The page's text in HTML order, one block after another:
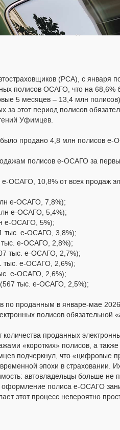
(РСА), с января
полисов ОСАГО, что на 68,6%
5 месяцев – 13,4 млн
за этот период полисов
Уфимцев.
продано 4,8 млн полисов
полисов е-ОСАГО за
10,8% от всех продаж
е-ОСАГО, 7,8%);
е-ОСАГО, 5,4%);
е-ОСАГО, 5%);
е-ОСАГО, 3,8%);
е-ОСАГО, 2,8%);
тыс. е-ОСАГО, 2,7%);
е-ОСАГО, 2,6%);
е-ОСАГО, 2,6%);
тыс. е-ОСАГО, 2,5%);
по проданным в январе-мае
полисов обязательной
количества проданных
«коротких» полисов, а
подчеркнул, что «цифровые
эпохи в страховании.
автовладельцы больше не
полиса е-ОСАГО
этот процесс невероятно